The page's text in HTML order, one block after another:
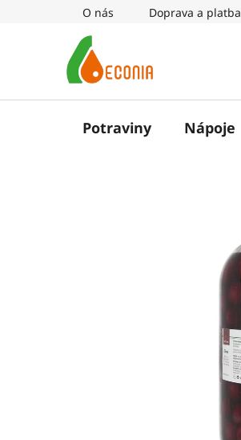
O nás Doprava a platba
Potraviny Nápoje